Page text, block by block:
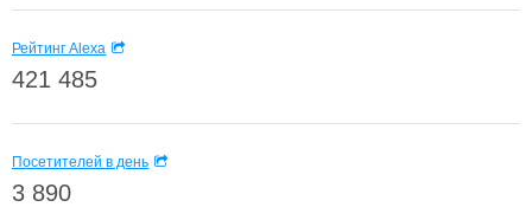
Рейтинг Alexa
421 485
Посетителей в день
3 890